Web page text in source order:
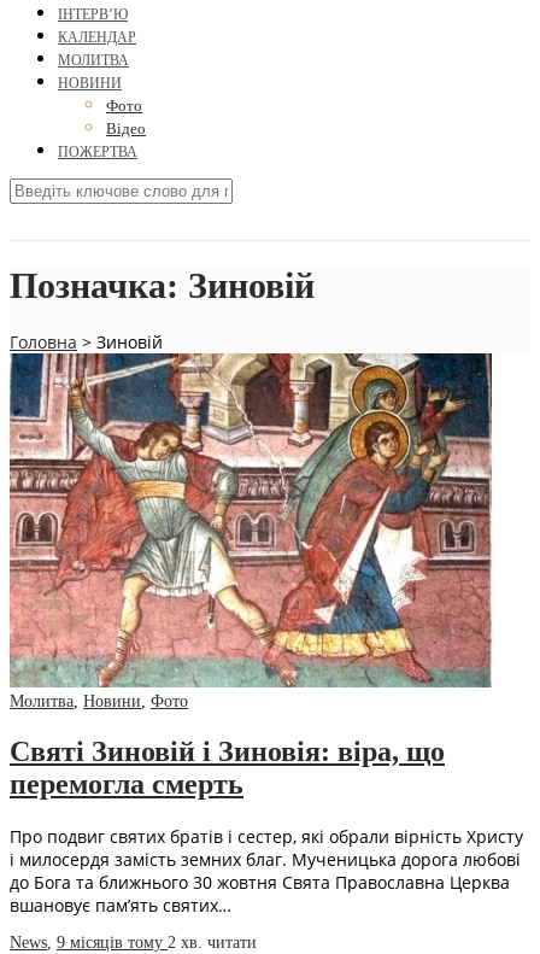
ІНТЕРВ’Ю
КАЛЕНДАР
МОЛИТВА
НОВИНИ
Фото
Відео
ПОЖЕРТВА
Позначка: Зиновій
Головна > Зиновій
Молитва, Новини, Фото
Святі Зиновій і Зиновія: віра, що
перемогла смерть
Про подвиг святих братів і сестер, які обрали вірність Христу
і милосердя замість земних благ. Мученицька дорога любові
до Бога та ближнього 30 жовтня Свята Православна Церква
вшановує пам’ять святих…
News, 9 місяців тому 2 хв. читати